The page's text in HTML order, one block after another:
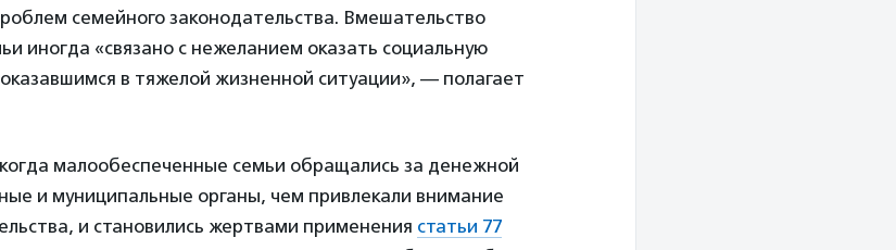
семейного законодательства. Вмешательство
иногда «связано с нежеланием оказать социальную
в тяжелой жизненной ситуации», — полагает
малообеспеченные семьи обращались за денежной
и муниципальные органы, чем привлекали внимание
и становились жертвами применения статьи 77